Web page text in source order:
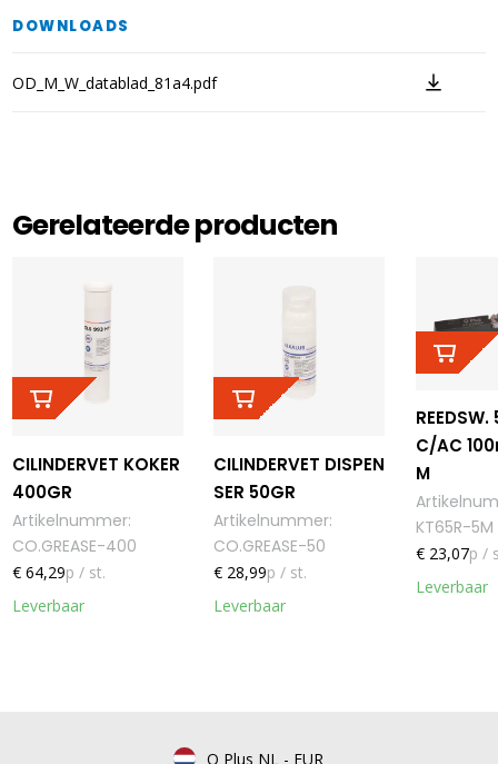
DOWNLOADS
OD_M_W_datablad_81a4.pdf
Gerelateerde producten
CILINDERVET KOKER
400GR
Artikelnummer:
CO.GREASE-400
Leverbaar
€ 64,29p / st.
CILINDERVET DISPEN
SER 50GR
Artikelnummer:
CO.GREASE-50
Leverbaar
€ 28,99p / st.
C/AC
M
KT65R-5M
Leverbaar
€ 23,07p /
Q Plus NL - EUR